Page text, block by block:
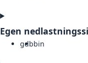
Egen
gdbbin